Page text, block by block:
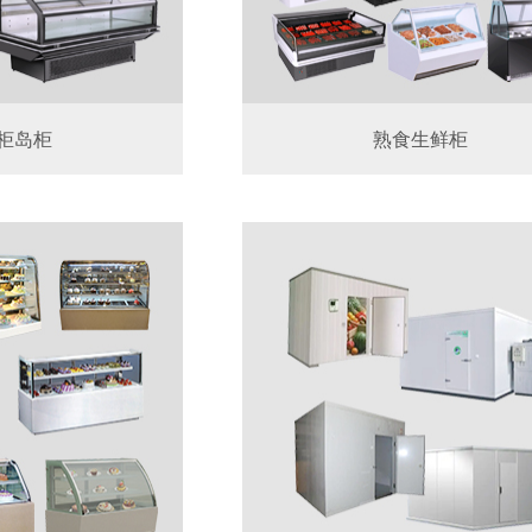
岛柜 熟食生鲜柜